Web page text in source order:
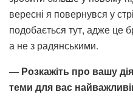
вересні я повернувся у
подобається тут, адже це
а не з радянськими.
— Розкажіть про вашу
теми для вас